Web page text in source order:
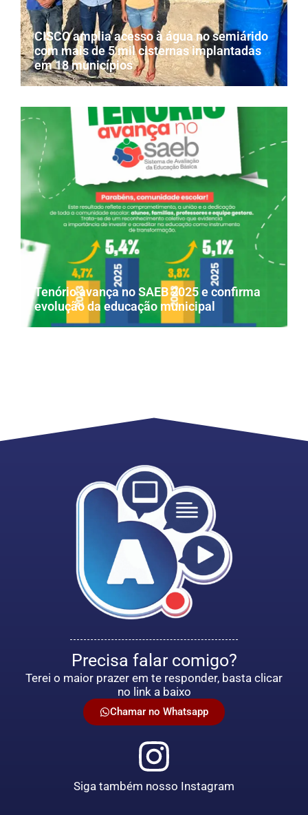
CISCO amplia acesso à água no semiárido
com mais de 5 mil cisternas implantadas
em 18 municípios
Tenório avança no SAEB 2025 e confirma
evolução da educação municipal
Precisa falar comigo?
Terei o maior prazer em te responder, basta clicar
no link a baixo
Chamar no Whatsapp
Siga também nosso Instagram